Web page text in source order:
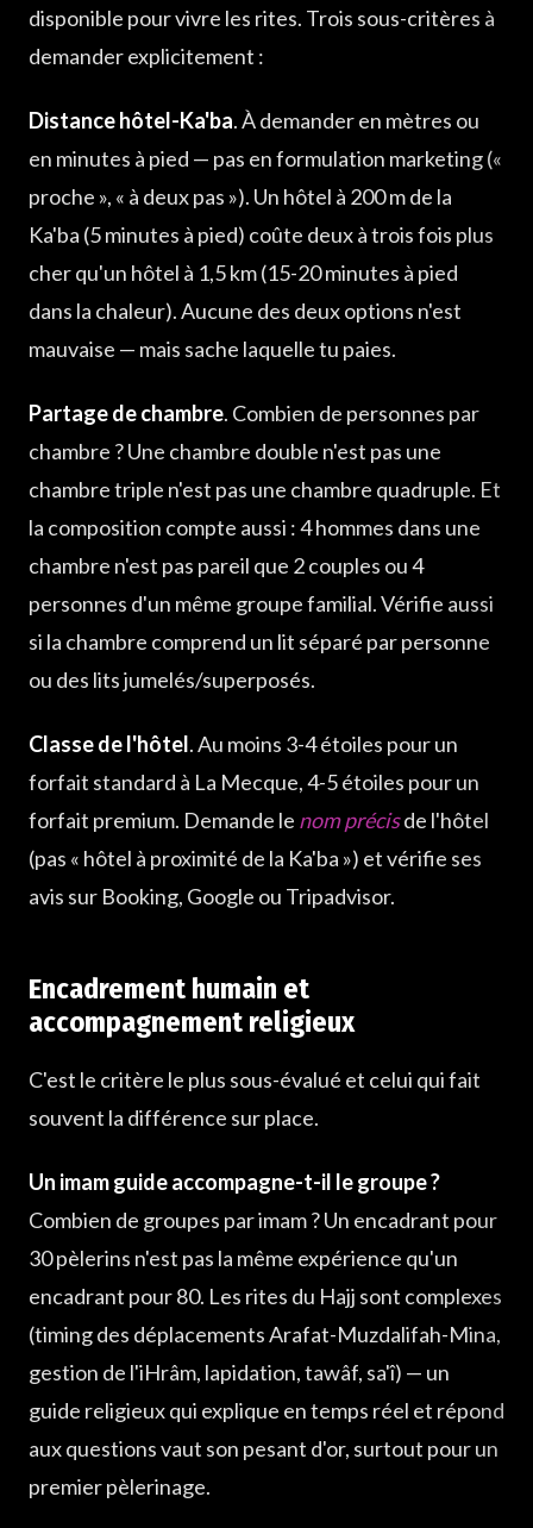
disponible pour vivre les rites. Trois sous-critères à
demander explicitement :
Distance hôtel-Ka'ba. À demander en mètres ou
en minutes à pied — pas en formulation marketing («
proche », « à deux pas »). Un hôtel à 200 m de la
Ka'ba (5 minutes à pied) coûte deux à trois fois plus
cher qu'un hôtel à 1,5 km (15-20 minutes à pied
dans la chaleur). Aucune des deux options n'est
mauvaise — mais sache laquelle tu paies.
Partage de chambre. Combien de personnes par
chambre ? Une chambre double n'est pas une
chambre triple n'est pas une chambre quadruple. Et
la composition compte aussi : 4 hommes dans une
chambre n'est pas pareil que 2 couples ou 4
personnes d'un même groupe familial. Vérifie aussi
si la chambre comprend un lit séparé par personne
ou des lits jumelés/superposés.
Classe de l'hôtel. Au moins 3-4 étoiles pour un
forfait standard à La Mecque, 4-5 étoiles pour un
forfait premium. Demande le nom précisde l'hôtel
(pas « hôtel à proximité de la Ka'ba ») et vérifie ses
avis sur Booking, Google ou Tripadvisor.
Encadrement humain et
accompagnement religieux
C'est le critère le plus sous-évalué et celui qui fait
souvent la différence sur place.
Un imam guide accompagne-t-il le groupe ?
Combien de groupes par imam ? Un encadrant pour
30 pèlerins n'est pas la même expérience qu'un
encadrant pour 80. Les rites du Hajj sont complexes
(timing des déplacements Arafat-Muzdalifah-Mina,
gestion de l'iHrâm, lapidation, tawâf, sa'î) — un
guide religieux qui explique en temps réel et répond
aux questions vaut son pesant d'or, surtout pour un
premier pèlerinage.